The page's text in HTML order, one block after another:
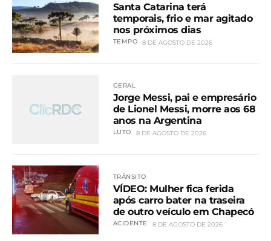
Santa Catarina terá
temporais, frio e mar agitado
nos próximos dias
TEMPO 8 DE AGOSTO DE 2026
GERAL
Jorge Messi, pai e empresário
de Lionel Messi, morre aos 68
anos na Argentina
LUTO 8 DE AGOSTO DE 2026
TRÂNSITO
VÍDEO: Mulher fica ferida
após carro bater na traseira
de outro veículo em Chapecó
ACIDENTE 8 DE AGOSTO DE 2026